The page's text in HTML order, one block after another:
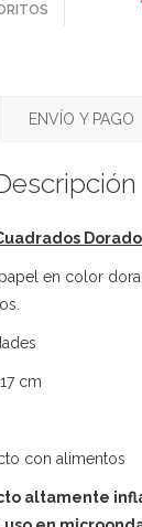
ENVÍO Y PAGO
en color
cm
con alimentos
altamente